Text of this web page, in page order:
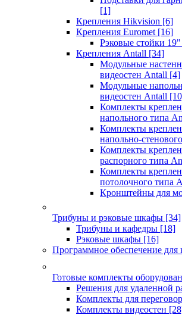
[1]
Крепления Hikvision [6]
Крепления Euromet [16]
Рэковые стойки
Крепления Antall [34]
Модульные
видеостен Antall [4]
Модульные
видеостен Antall
Комплекты
напольного типа
Комплекты
напольно-
Комплекты
распорного типа
Комплекты
потолочного типа
Кронштейны для
Трибуны и рэковые шкафы [34]
Трибуны и кафедры [18]
Рэковые шкафы [16]
Программное обеспечение для
Готовые комплекты
Решения для удаленной
Комплекты для
Комплекты видеостен